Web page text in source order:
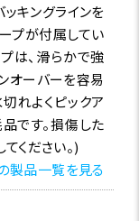
キングラインを
プが付属してい
は、滑らかで強
オーバーを容易
れよくピックア
です。損傷した
ください。)
製品一覧を見る